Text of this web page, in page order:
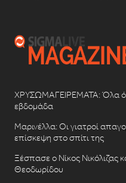
ΧΡΥΣΩΜΑΓΕΙΡΕΜΑΤΑ: Όλα
εβδομάδα
Μαρινέλλα: Οι γιατροί
επίσκεψη στο σπίτι της
Ξέσπασε ο Νίκος Νικόλιζας
Θεοδωρίδου